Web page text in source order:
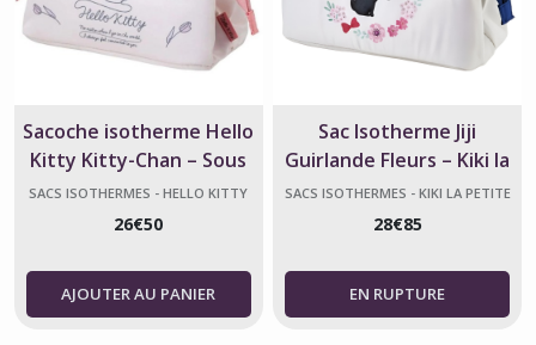
Sacoche isotherme Hello
Kitty Kitty-Chan – Sous
licence officielle
SACS ISOTHERMES - HELLO KITTY
26€50
AJOUTER AU PANIER
Sac Isotherme Jiji
Guirlande Fleurs – Kiki la
Petite Sorcière
SACS ISOTHERMES - KIKI LA PETITE
28€85